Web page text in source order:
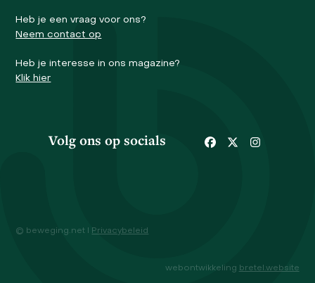
Heb je een vraag voor ons?
Neem contact op
Heb je interesse in ons magazine?
Klik hier
Volg ons op socials Facebook
TwitterInstagram
© beweging.net I Privacybeleid
webontwikkeling bretel.website